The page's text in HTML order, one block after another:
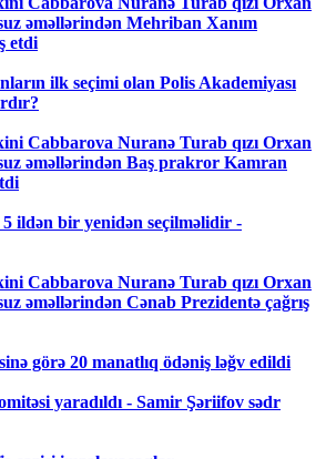
əməllərindən Mehriban Xanım
etdi
ilk seçimi olan Polis Akademiyası
Cabbarova Nuranə Turab qızı Orxan
əməllərindən Baş prakror Kamran
ildən bir yenidən seçilməlidir -
Cabbarova Nuranə Turab qızı Orxan
əməllərindən Cənab Prezidentə çağrış
görə 20 manatlıq ödəniş ləğv edildi
yaradıldı - Samir Şəriifov sədr